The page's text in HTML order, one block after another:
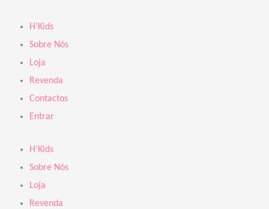
content
H’Kids
Sobre Nós
Loja
Revenda
Contactos
Entrar
H’Kids
Sobre Nós
Loja
Revenda